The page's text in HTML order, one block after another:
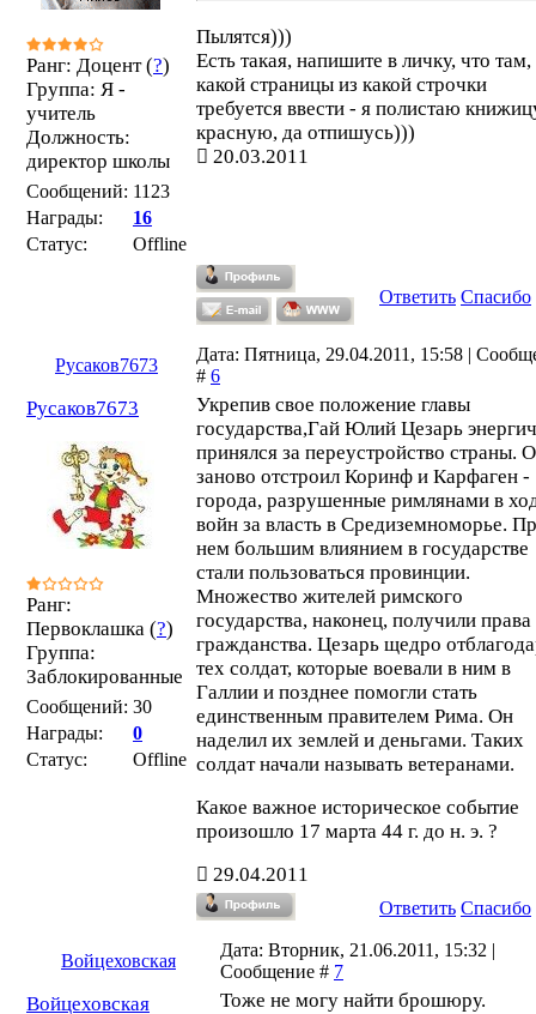
Ранг: Доцент (?)
Группа: Я -
учитель
Должность:
директор школы
Сообщений: 1123
Награды:
16
Статус:
Offline
Пылятся)))
Есть такая, напишите в личку, что там,
какой страницы из какой строчки
требуется ввести - я полистаю
красную, да отпишусь)))
20.03.2011
Ответить Спасибо
Русаков7673
Дата: Пятница, 29.04.2011, 15:58 |
# 6
Русаков7673
Ранг:
Первоклашка (?)
Группа:
Заблокированные
Сообщений: 30
Награды:
0
Статус:
Offline
Укрепив свое положение главы
государства,Гай Юлий Цезарь
принялся за переустройство страны.
заново отстроил Коринф и Карфаген -
города, разрушенные римлянами в
войн за власть в Средиземноморье.
нем большим влиянием в государстве
стали пользоваться провинции.
Множество жителей римского
государства, наконец, получили права
гражданства. Цезарь щедро
тех солдат, которые воевали в ним в
Галлии и позднее помогли стать
единственным правителем Рима. Он
наделил их землей и деньгами. Таких
солдат начали называть ветеранами.
Какое важное историческое событие
произошло 17 марта 44 г. до н. э. ?
29.04.2011
Ответить Спасибо
Войцеховская
Дата: Вторник, 21.06.2011, 15:32 |
Сообщение # 7
Войцеховская
Тоже не могу найти брошюру.